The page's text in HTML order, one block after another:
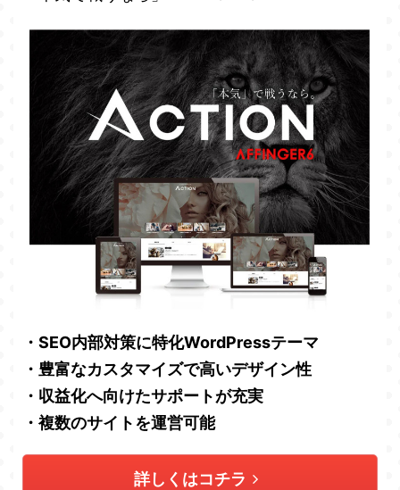
・SEO内部対策に特化WordPressテーマ
・豊富なカスタマイズで高いデザイン性
・収益化へ向けたサポートが充実
・複数のサイトを運営可能
詳しくはコチラ